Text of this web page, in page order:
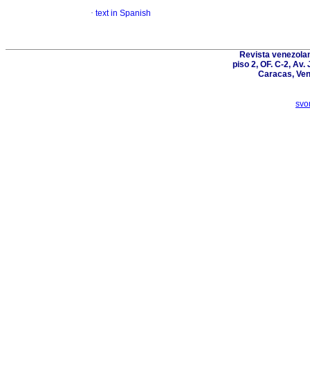
· text in Spanish
Revista
piso 2, OF. C-2,
Caracas,